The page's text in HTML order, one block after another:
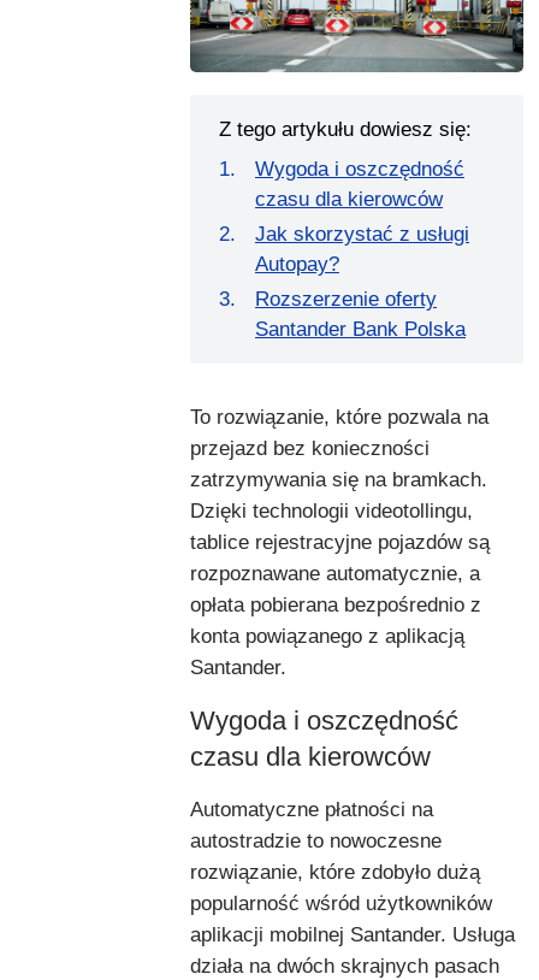
Z tego artykułu dowiesz się:
Wygoda i oszczędność
czasu dla kierowców
Jak skorzystać z usługi
Autopay?
Rozszerzenie oferty
Santander Bank Polska
To rozwiązanie, które pozwala na
przejazd bez konieczności
zatrzymywania się na bramkach.
Dzięki technologii videotollingu,
tablice rejestracyjne pojazdów są
rozpoznawane automatycznie, a
opłata pobierana bezpośrednio z
konta powiązanego z aplikacją
Santander.
Wygoda i oszczędność
czasu dla kierowców
Automatyczne płatności na
autostradzie to nowoczesne
rozwiązanie, które zdobyło dużą
popularność wśród użytkowników
aplikacji mobilnej Santander. Usługa
działa na dwóch skrajnych pasach